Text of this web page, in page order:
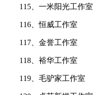
115、一米阳光工作室
116、恒威工作室
117、金誉工作室
118、裕华工作室
119、毛驴家工作室